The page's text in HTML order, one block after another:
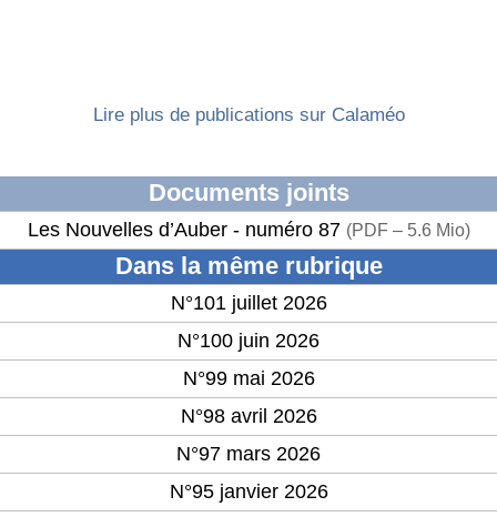
Lire plus de publications sur Calaméo
Documents joints
Les Nouvelles d’Auber - numéro 87 (PDF – 5.6 Mio)
Dans la même rubrique
N°101 juillet 2026
N°100 juin 2026
N°99 mai 2026
N°98 avril 2026
N°97 mars 2026
N°95 janvier 2026